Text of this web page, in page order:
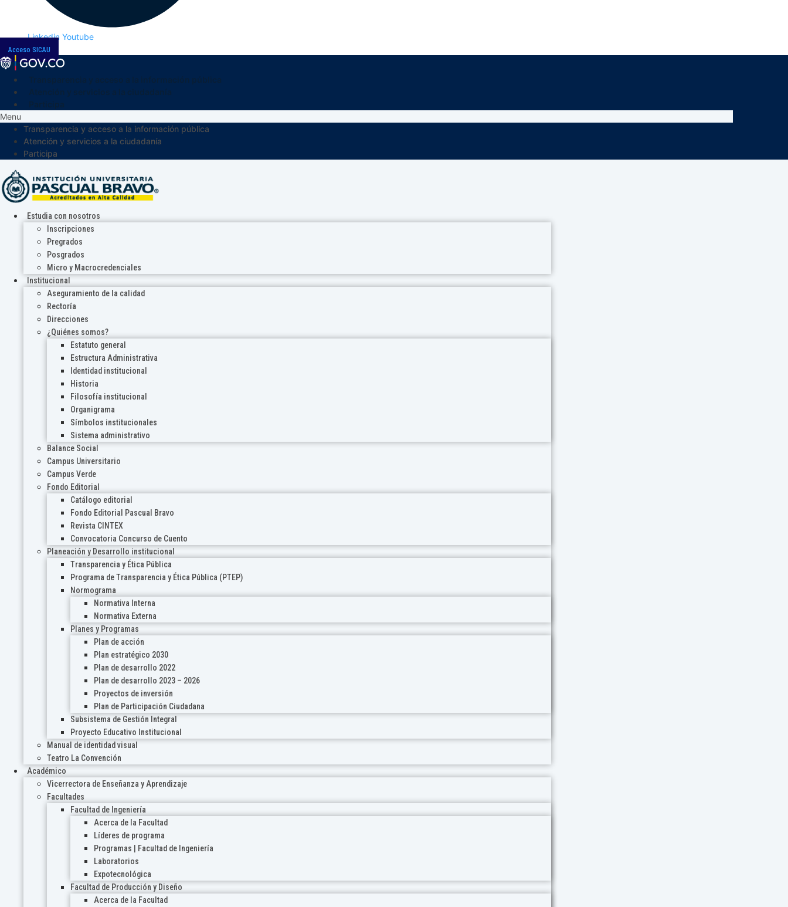
Linkedin Youtube
Acceso SICAU
Menu
Transparencia y acceso a la información pública
Atención y servicios a la ciudadanía
Participa
Estudia con nosotros
Inscripciones
Pregrados
Posgrados
Micro y Macrocredenciales
Institucional
Aseguramiento de la calidad
Rectoría
Direcciones
¿Quiénes somos?
Estatuto general
Estructura Administrativa
Identidad institucional
Historia
Filosofía institucional
Organigrama
Símbolos institucionales
Sistema administrativo
Balance Social
Campus Universitario
Campus Verde
Fondo Editorial
Catálogo editorial
Fondo Editorial Pascual Bravo
Revista CINTEX
Convocatoria Concurso de Cuento
Planeación y Desarrollo institucional
Transparencia y Ética Pública
Programa de Transparencia y Ética Pública (PTEP)
Normograma
Normativa Interna
Normativa Externa
Planes y Programas
Plan de acción
Plan estratégico 2030
Plan de desarrollo 2022
Plan de desarrollo 2023 – 2026
Proyectos de inversión
Plan de Participación Ciudadana
Subsistema de Gestión Integral
Proyecto Educativo Institucional
Manual de identidad visual
Teatro La Convención
Académico
Vicerrectora de Enseñanza y Aprendizaje
Facultades
Facultad de Ingeniería
Acerca de la Facultad
Líderes de programa
Programas | Facultad de Ingeniería
Laboratorios
Expotecnológica
Facultad de Producción y Diseño
Acerca de la Facultad